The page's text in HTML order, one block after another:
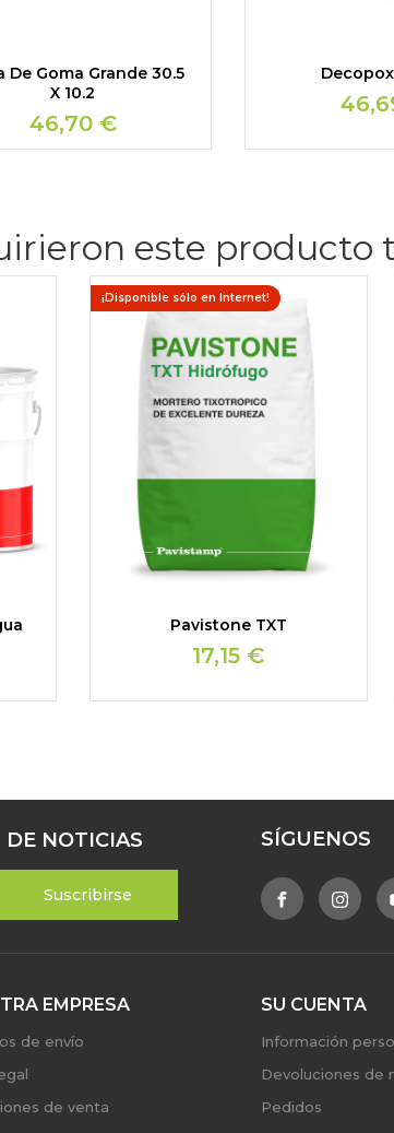
De Goma Grande 30.5
X 10.2
46,70 €
este producto
Pavistone TXT
17,15 €
¡Disponible sólo en Internet!
NOTICIAS SÍGUENOS
EMPRESA
de envío
de venta
SU CUENTA
Información
Devoluciones de
Pedidos